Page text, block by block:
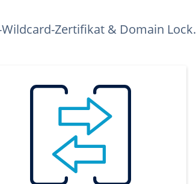
Zertifikat & Domain Lock.